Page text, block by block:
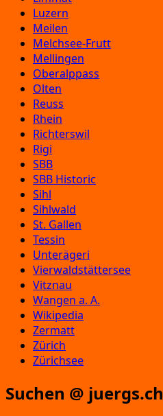
Luzern
Meilen
Melchsee-Frutt
Mellingen
Oberalppass
Olten
Reuss
Rhein
Richterswil
Rigi
SBB
SBB Historic
Sihl
Sihlwald
St. Gallen
Tessin
Unterägeri
Vierwaldstättersee
Vitznau
Wangen a. A.
Wikipedia
Zermatt
Zürich
Zürichsee
Suchen @ juergs.ch